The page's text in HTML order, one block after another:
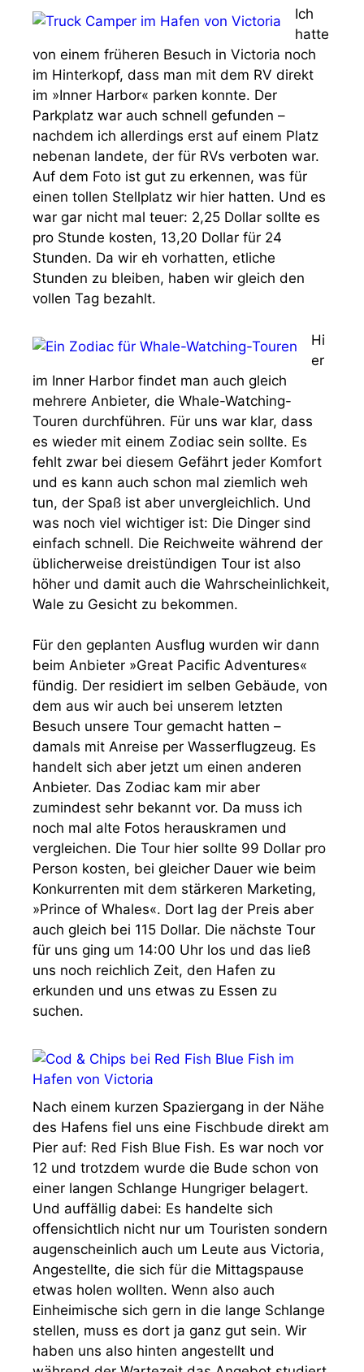
Ich
hatte
von einem früheren Besuch in Victoria noch
im Hinterkopf, dass man mit dem RV direkt
im »Inner Harbor« parken konnte. Der
Parkplatz war auch schnell gefunden –
nachdem ich allerdings erst auf einem Platz
nebenan landete, der für RVs verboten war.
Auf dem Foto ist gut zu erkennen, was für
einen tollen Stellplatz wir hier hatten. Und es
war gar nicht mal teuer: 2,25 Dollar sollte es
pro Stunde kosten, 13,20 Dollar für 24
Stunden. Da wir eh vorhatten, etliche
Stunden zu bleiben, haben wir gleich den
vollen Tag bezahlt.
Hi
er
im Inner Harbor findet man auch gleich
mehrere Anbieter, die Whale-Watching-
Touren durchführen. Für uns war klar, dass
es wieder mit einem Zodiac sein sollte. Es
fehlt zwar bei diesem Gefährt jeder Komfort
und es kann auch schon mal ziemlich weh
tun, der Spaß ist aber unvergleichlich. Und
was noch viel wichtiger ist: Die Dinger sind
einfach schnell. Die Reichweite während der
üblicherweise dreistündigen Tour ist also
höher und damit auch die Wahrscheinlichkeit,
Wale zu Gesicht zu bekommen.
Für den geplanten Ausflug wurden wir dann
beim Anbieter »Great Pacific Adventures«
fündig. Der residiert im selben Gebäude, von
dem aus wir auch bei unserem letzten
Besuch unsere Tour gemacht hatten –
damals mit Anreise per Wasserflugzeug. Es
handelt sich aber jetzt um einen anderen
Anbieter. Das Zodiac kam mir aber
zumindest sehr bekannt vor. Da muss ich
noch mal alte Fotos herauskramen und
vergleichen. Die Tour hier sollte 99 Dollar pro
Person kosten, bei gleicher Dauer wie beim
Konkurrenten mit dem stärkeren Marketing,
»Prince of Whales«. Dort lag der Preis aber
auch gleich bei 115 Dollar. Die nächste Tour
für uns ging um 14:00 Uhr los und das ließ
uns noch reichlich Zeit, den Hafen zu
erkunden und uns etwas zu Essen zu
suchen.
Nach einem kurzen Spaziergang in der Nähe
des Hafens fiel uns eine Fischbude direkt am
Pier auf: Red Fish Blue Fish. Es war noch vor
12 und trotzdem wurde die Bude schon von
einer langen Schlange Hungriger belagert.
Und auffällig dabei: Es handelte sich
offensichtlich nicht nur um Touristen sondern
augenscheinlich auch um Leute aus Victoria,
Angestellte, die sich für die Mittagspause
etwas holen wollten. Wenn also auch
Einheimische sich gern in die lange Schlange
stellen, muss es dort ja ganz gut sein. Wir
haben uns also hinten angestellt und